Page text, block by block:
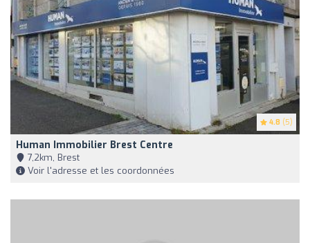
4.8 (5)
Human Immobilier Brest Centre
7,2km, Brest
Voir l'adresse et les coordonnées